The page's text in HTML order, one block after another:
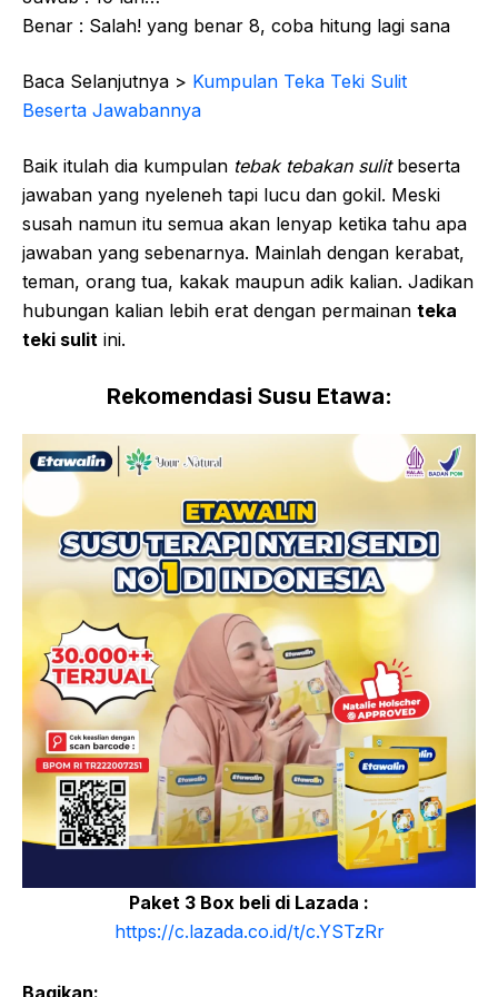
Benar : Salah! yang benar 8, coba hitung lagi sana
Baca Selanjutnya > Kumpulan Teka Teki Sulit
Beserta Jawabannya
Baik itulah dia kumpulan tebak tebakan sulitbeserta
jawaban yang nyeleneh tapi lucu dan gokil. Meski
susah namun itu semua akan lenyap ketika tahu apa
jawaban yang sebenarnya. Mainlah dengan kerabat,
teman, orang tua, kakak maupun adik kalian. Jadikan
hubungan kalian lebih erat dengan permainan teka
teki sulit ini.
Rekomendasi Susu Etawa:
Paket 3 Box beli di Lazada :
https://c.lazada.co.id/t/c.YSTzRr